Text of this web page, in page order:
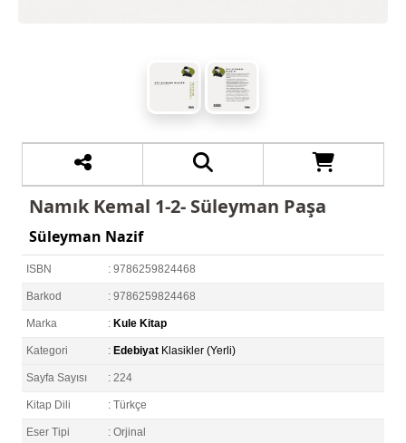
Namık Kemal 1-2- Süleyman Paşa
Süleyman Nazif
ISBN : 9786259824468
Barkod : 9786259824468
Marka : Kule Kitap
Kategori : Edebiyat Klasikler (Yerli)
Sayfa Sayısı : 224
Kitap Dili : Türkçe
Eser Tipi : Orjinal